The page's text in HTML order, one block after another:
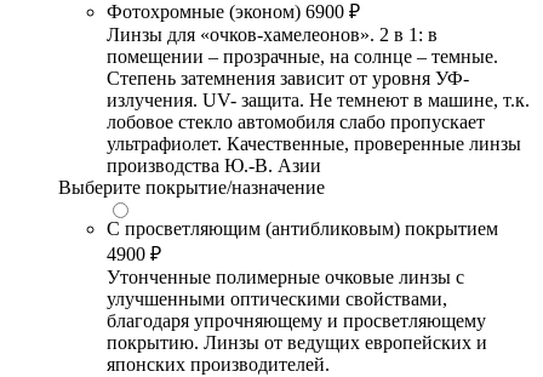
Фотохромные (эконом) 6900 ₽
Линзы для «очков-хамелеонов». 2 в 1: в
помещении – прозрачные, на солнце – темные.
Степень затемнения зависит от уровня УФ-
излучения. UV- защита. Не темнеют в машине, т.к.
лобовое стекло автомобиля слабо пропускает
ультрафиолет. Качественные, проверенные линзы
производства Ю.-В. Азии
Выберите покрытие/назначение
С просветляющим (антибликовым) покрытием
4900 ₽
Утонченные полимерные очковые линзы с
улучшенными оптическими свойствами,
благодаря упрочняющему и просветляющему
покрытию. Линзы от ведущих европейских и
японских производителей.